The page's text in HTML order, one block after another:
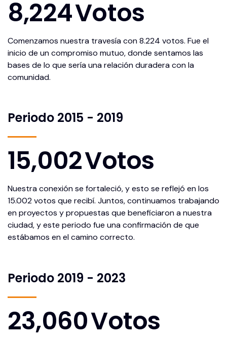
8,224Votos
Comenzamos nuestra travesía con 8.224 votos. Fue el
inicio de un compromiso mutuo, donde sentamos las
bases de lo que sería una relación duradera con la
comunidad.
Periodo 2015 - 2019
15,002Votos
Nuestra conexión se fortaleció, y esto se reflejó en los
15.002 votos que recibí. Juntos, continuamos trabajando
en proyectos y propuestas que beneficiaron a nuestra
ciudad, y este periodo fue una confirmación de que
estábamos en el camino correcto.
Periodo 2019 - 2023
23,060Votos